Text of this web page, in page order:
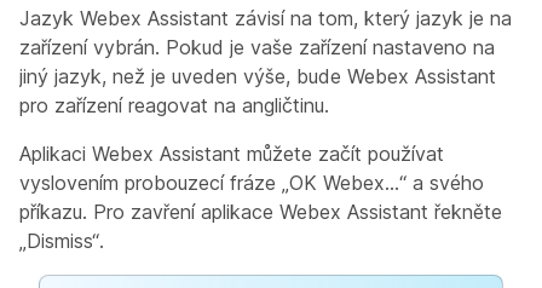
Jazyk Webex Assistant závisí na tom, který jazyk je na
zařízení vybrán. Pokud je vaše zařízení nastaveno na
jiný jazyk, než je uveden výše, bude Webex Assistant
pro zařízení reagovat na angličtinu.
Aplikaci Webex Assistant můžete začít používat
vyslovením probouzecí fráze „OK Webex…“ a svého
příkazu. Pro zavření aplikace Webex Assistant řekněte
„Dismiss“.